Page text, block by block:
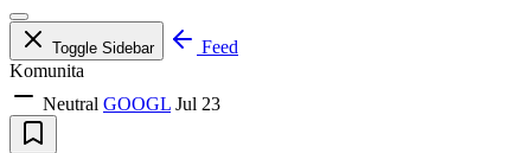
Toggle Sidebar
Feed
Komunita
Neutral GOOGL Jul 23